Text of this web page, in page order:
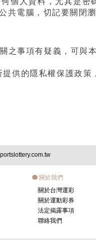
電腦，切記要關閉
之事項有疑義，可與
供的隱私權保護政
關於我們
關於台灣運彩
關於運動彩券
法定揭露事項
聯絡我們